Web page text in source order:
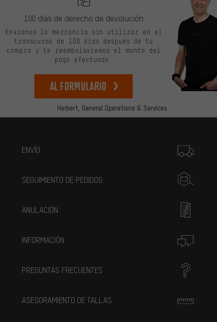
Herbert, General Operations & Services
100 días de derecho de devolución
Envíanos la mercancía sin utilizar en el
transcurso de 100 días después de tu
compra y te reembolsaremos el monto del
pago efectuado.
Al formulario
ENVÍO
SEGUIMIENTO DE PEDIDOS
ANULACIÓN
INFORMACIÓN
PREGUNTAS FRECUENTES
ASESORAMIENTO DE TALLAS